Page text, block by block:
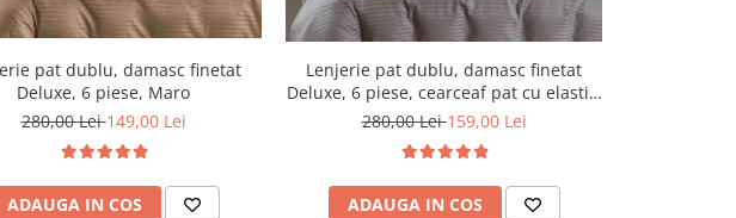
pat dublu, damasc finetat
Deluxe, 6 piese, Maro
280,00 Lei149,00 Lei
ADAUGA IN COS
Lenjerie pat dublu, damasc finetat
Deluxe, 6 piese, cearceaf pat cu elastic,
Gri Deschis
280,00 Lei159,00 Lei
ADAUGA IN COS